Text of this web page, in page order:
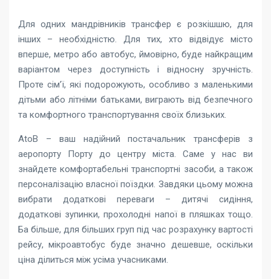
Для одних мандрівників трансфер є розкішшю, для
інших – необхідністю. Для тих, хто відвідує місто
вперше, метро або автобус, ймовірно, буде найкращим
варіантом через доступність і відносну зручність.
Проте сім’ї, які подорожують, особливо з маленькими
дітьми або літніми батьками, виграють від безпечного
та комфортного транспортування своїх близьких.
AtoB – ваш надійний постачальник трансферів з
аеропорту Порту до центру міста. Саме у нас ви
знайдете комфортабельні транспортні засоби, а також
персоналізацію власної поїздки. Завдяки цьому можна
вибрати додаткові переваги – дитячі сидіння,
додаткові зупинки, прохолодні напої в пляшках тощо.
Ба більше, для більших груп під час розрахунку вартості
рейсу, мікроавтобус буде значно дешевше, оскільки
ціна ділиться між усіма учасниками.